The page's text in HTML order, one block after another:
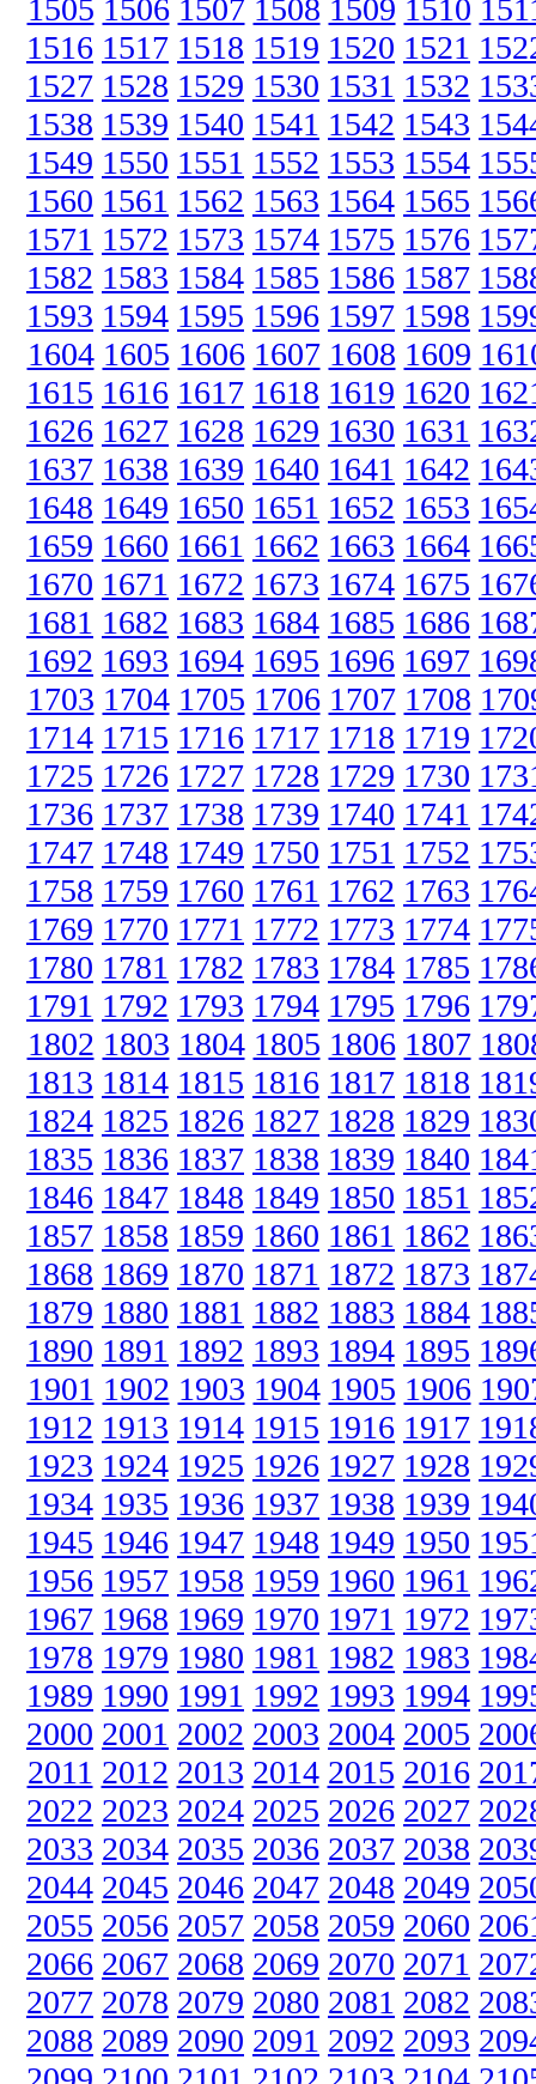
1505 1506 1507 1508 1509 1510
1516 1517 1518 1519 1520 1521
1527 1528 1529 1530 1531 1532
1538 1539 1540 1541 1542 1543
1549 1550 1551 1552 1553 1554
1560 1561 1562 1563 1564 1565
1571 1572 1573 1574 1575 1576
1582 1583 1584 1585 1586 1587
1593 1594 1595 1596 1597 1598
1604 1605 1606 1607 1608 1609
1615 1616 1617 1618 1619 1620
1626 1627 1628 1629 1630 1631
1637 1638 1639 1640 1641 1642
1648 1649 1650 1651 1652 1653
1659 1660 1661 1662 1663 1664
1670 1671 1672 1673 1674 1675
1681 1682 1683 1684 1685 1686
1692 1693 1694 1695 1696 1697
1703 1704 1705 1706 1707 1708
1714 1715 1716 1717 1718 1719
1725 1726 1727 1728 1729 1730
1736 1737 1738 1739 1740 1741
1747 1748 1749 1750 1751 1752
1758 1759 1760 1761 1762 1763
1769 1770 1771 1772 1773 1774
1780 1781 1782 1783 1784 1785
1791 1792 1793 1794 1795 1796
1802 1803 1804 1805 1806 1807
1813 1814 1815 1816 1817 1818
1824 1825 1826 1827 1828 1829
1835 1836 1837 1838 1839 1840
1846 1847 1848 1849 1850 1851
1857 1858 1859 1860 1861 1862
1868 1869 1870 1871 1872 1873
1879 1880 1881 1882 1883 1884
1890 1891 1892 1893 1894 1895
1901 1902 1903 1904 1905 1906
1912 1913 1914 1915 1916 1917
1923 1924 1925 1926 1927 1928
1934 1935 1936 1937 1938 1939
1945 1946 1947 1948 1949 1950
1956 1957 1958 1959 1960 1961
1967 1968 1969 1970 1971 1972
1978 1979 1980 1981 1982 1983
1989 1990 1991 1992 1993 1994
2000 2001 2002 2003 2004 2005
2011 2012 2013 2014 2015 2016
2022 2023 2024 2025 2026 2027
2033 2034 2035 2036 2037 2038
2044 2045 2046 2047 2048 2049
2055 2056 2057 2058 2059 2060
2066 2067 2068 2069 2070 2071
2077 2078 2079 2080 2081 2082
2088 2089 2090 2091 2092 2093